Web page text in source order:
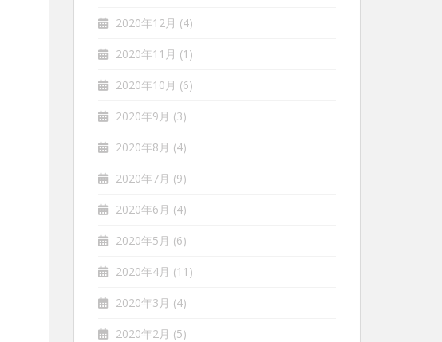
2020年12月 (4)
2020年11月 (1)
2020年10月 (6)
2020年9月 (3)
2020年8月 (4)
2020年7月 (9)
2020年6月 (4)
2020年5月 (6)
2020年4月 (11)
2020年3月 (4)
2020年2月 (5)